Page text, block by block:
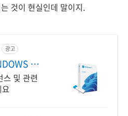
것이 현실인데 말이지.
광고
내
가및 관련